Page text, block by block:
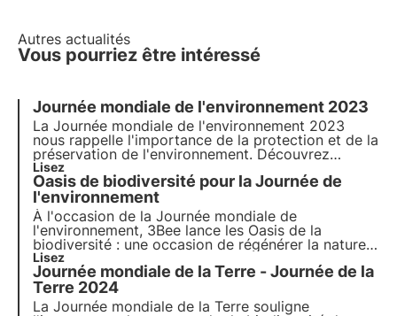
Autres actualités
Vous pourriez être intéressé
Journée mondiale de l'environnement 2023
La Journée mondiale de l'environnement 2023
nous rappelle l'importance de la protection et de la
préservation de l'environnement. Découvrez
comment
de la conservation de l'environnement et de la
protection de la biodiversité à l'occasion de cette
journée mondiale
Lisez
Oasis de biodiversité pour la Journée de
l'environnement
À l'occasion de la Journée mondiale de
l'environnement, 3Bee lance les Oasis de la
biodiversité : une occasion de régénérer la nature
et de préserver les pollinisateurs
et découvrez comment notre mission allie
technologie de pointe
environnemental.
Lisez
Journée mondiale de la Terre - Journée de la
Terre 2024
La Journée mondiale de la Terre souligne